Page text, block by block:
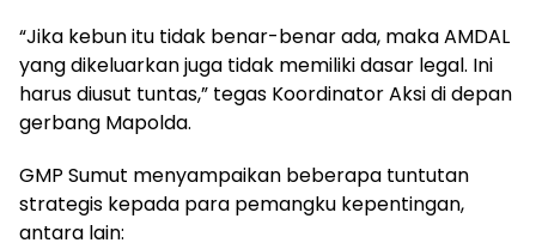
“Jika kebun itu tidak benar-benar ada, maka AMDAL
yang dikeluarkan juga tidak memiliki dasar legal. Ini
harus diusut tuntas,” tegas Koordinator Aksi di depan
gerbang Mapolda.
GMP Sumut menyampaikan beberapa tuntutan
strategis kepada para pemangku kepentingan,
antara lain: